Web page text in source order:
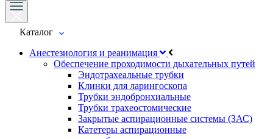
Каталог
Анестезиология и реанимация
Обеспечение проходимости дыхательных путей
Эндотрахеальные трубки
Клинки для ларингоскопа
Трубки эндобронхиальные
Трубки трахеостомические
Закрытые аспирационные системы (ЗАС)
Катетеры аспирационные